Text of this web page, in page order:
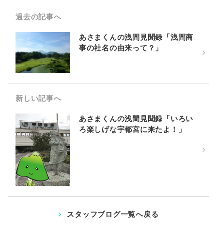
過去の記事へ
あさまくんの浅間見聞録「浅間商
事の社名の由来って？」
新しい記事へ
あさまくんの浅間見聞録「いろい
ろ楽しげな宇都宮に来たよ！」
スタッフブログ一覧へ戻る